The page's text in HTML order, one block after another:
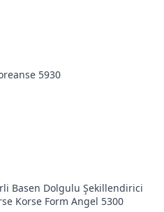
5930
Basen Dolgulu Şekillendirici
Korse Form Angel 5300